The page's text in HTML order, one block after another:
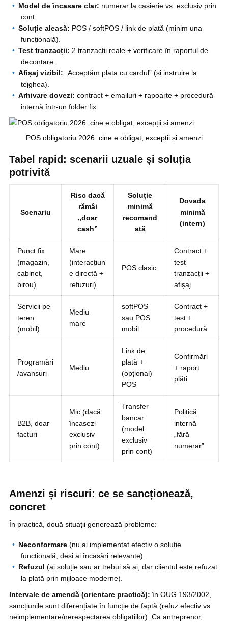
Model de încasare clar: numerar la casierie vs. exclusiv prin
cont.
Soluție aleasă: POS / softPOS / link de plată (minim una
funcțională).
Test tranzacții: 2 tranzacții reale + verificare în raportul de
decontare.
Afișaj vizibil: „Acceptăm plata cu cardul” (și instruire la
tejghea).
Arhivare dovezi: contract + emailuri + rapoarte + procedură
internă într-un folder fix.
POS obligatoriu 2026: cine e obligat, excepții și amenzi
Tabel rapid: scenarii uzuale și soluția
potrivită
Scenariu
Risc dacă
rămâi
„doar
cash”
Soluție
minimă
recomand
ată
Dovada
minimă
(intern)
Punct fix
(magazin,
cabinet,
birou)
Mare
(interacțiun
e directă +
refuzuri)
POS clasic
Contract +
test
tranzacții +
afișaj
Servicii pe
teren
(mobil)
Mediu–
mare
softPOS
sau POS
mobil
Contract +
test +
procedură
Programări
/avansuri
Mediu
Link de
plată +
(opțional)
POS
Confirmări
+ raport
plăți
B2B, doar
facturi
Mic (dacă
încasezi
exclusiv
prin cont)
Transfer
bancar
(model
exclusiv
prin cont)
Politică
internă
„fără
numerar”
Amenzi și riscuri: ce se sancționează,
concret
În practică, două situații generează probleme:
Neconformare (nu ai implementat efectiv o soluție
funcțională, deși ai încasări relevante).
Refuzul (ai soluție sau ar trebui să ai, dar clientul este refuzat
la plată prin mijloace moderne).
Intervale de amendă (orientare practică): în OUG 193/2002,
sancțiunile sunt diferențiate în funcție de faptă (refuz efectiv vs.
neimplementare/nerespectarea obligațiilor). Ca antreprenor,